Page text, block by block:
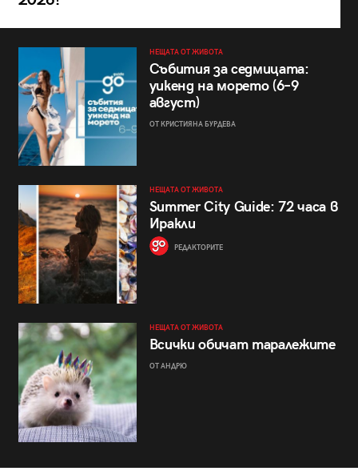
НЕЩАТА ОТ ЖИВОТА
Събития за седмицата:
уикенд на морето (6–9
август)
ОТ КРИСТИЯНА БУРДЕВА
НЕЩАТА ОТ ЖИВОТА
Summer City Guide: 72 часа в
Иракли
РЕДАКТОРИТЕ
НЕЩАТА ОТ ЖИВОТА
Всички обичат таралежите
ОТ АНДРЮ